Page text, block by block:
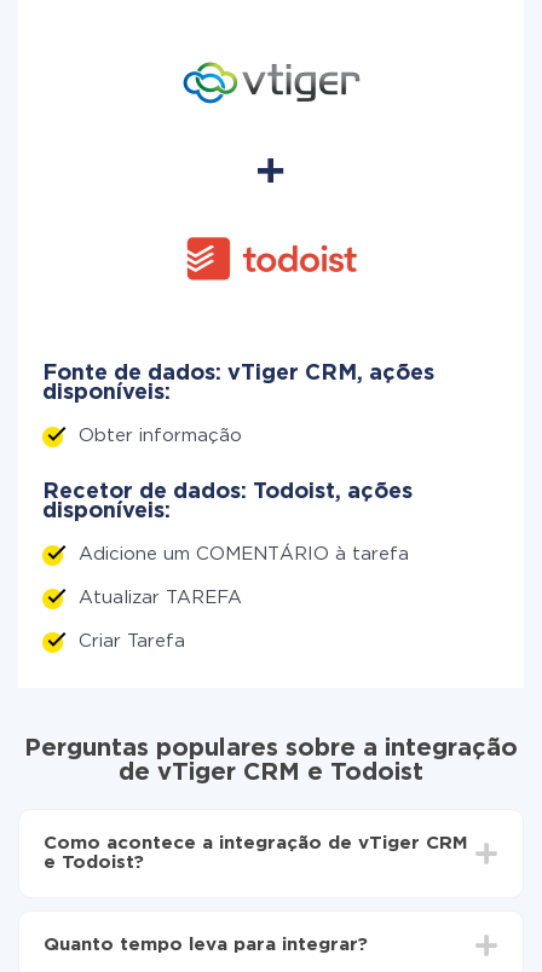
Fonte de dados: vTiger CRM, ações
disponíveis:
Obter informação
Recetor de dados: Todoist, ações
disponíveis:
Adicione um COMENTÁRIO à tarefa
Atualizar TAREFA
Criar Tarefa
Perguntas populares sobre a integração
de vTiger CRM e Todoist
Como acontece a integração de vTiger CRM
e Todoist?
Todoist
Quanto tempo leva para integrar?